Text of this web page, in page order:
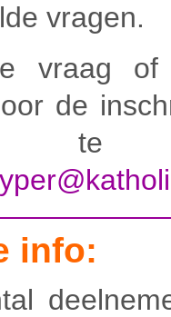
vragen.
vraag of
de
te e-
info: